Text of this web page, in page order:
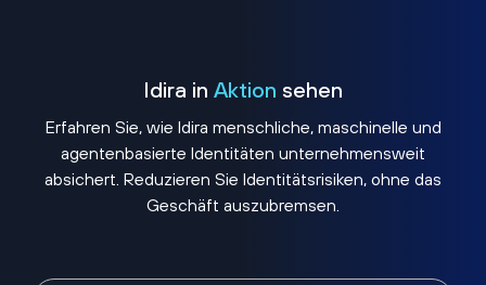
Idira in Aktion sehen
Erfahren Sie, wie Idira menschliche, maschinelle und
agentenbasierte Identitäten unternehmensweit
absichert. Reduzieren Sie Identitätsrisiken, ohne das
Geschäft auszubremsen.